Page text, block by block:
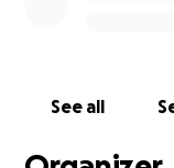
See all